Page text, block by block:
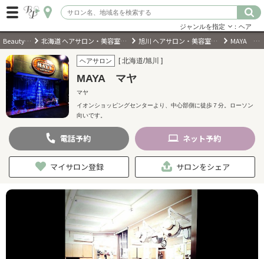
ログイン
会員登録 （無料）
ジャンルを選択
キーワードで検索
近くのサロンを探す
ジャンルを指定 ：ヘア
BeautyPark 北海道 ヘアサロン・美容室・美容院 旭川 ヘアサロン・美容室・美容院 MAYA マヤ
ヘアサロン [ 北海道/旭川 ]
MAYA マヤ
マヤ
イオンショッピングセンターより、中心部側に徒歩７分。ローソン
向いです。
電話予約 ネット予約
マイサロン登録 サロンをシェア